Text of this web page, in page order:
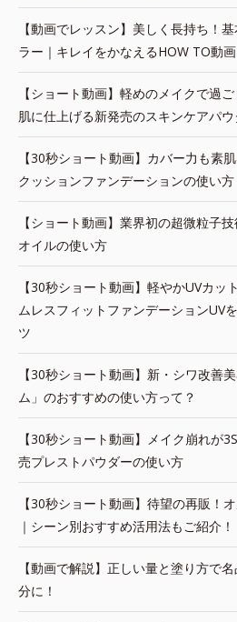
【動画でレッスン】美しく長持ち！
ラー｜キレイをかなえるHOW TO動画
【ショート動画】軽めのメイクで過
肌に仕上げる新発売のスキンケアパ
【30秒ショート動画】カバー力も素
クッションファンデーションの使い方
【ショート動画】業界初の超微粒子
オイルの使い方
【30秒ショート動画】軽やかUVカッ
ムレスフィットファンデーションUV
ツ
【30秒ショート動画】新・シワ改善
ム」のおすすめの使い方って？
【30秒ショート動画】メイク崩れが
売プレストパウダーの使い方
【30秒ショート動画】待望の再販！
｜シーン別おすすめ活用法もご紹介！
【動画で解説】正しい量と塗り方で
分に！